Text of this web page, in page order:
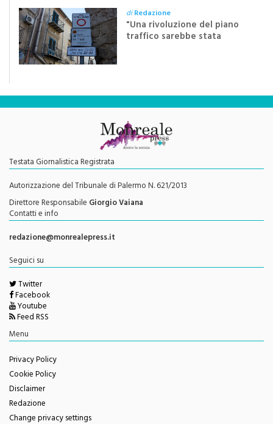
"Una rivoluzione del piano
traffico sarebbe stata
efficace se preceduta da
una rivoluzione culturale"
Testata Giornalistica Registrata
Autorizzazione del Tribunale di Palermo N. 621/2013
Direttore ResponsabileGiorgio Vaiana
Contatti e info
redazione@monrealepress.it
Twitter
Facebook
Youtube
Feed RSS
Menu
Privacy Policy
Cookie Policy
Disclaimer
Redazione
Change privacy settings